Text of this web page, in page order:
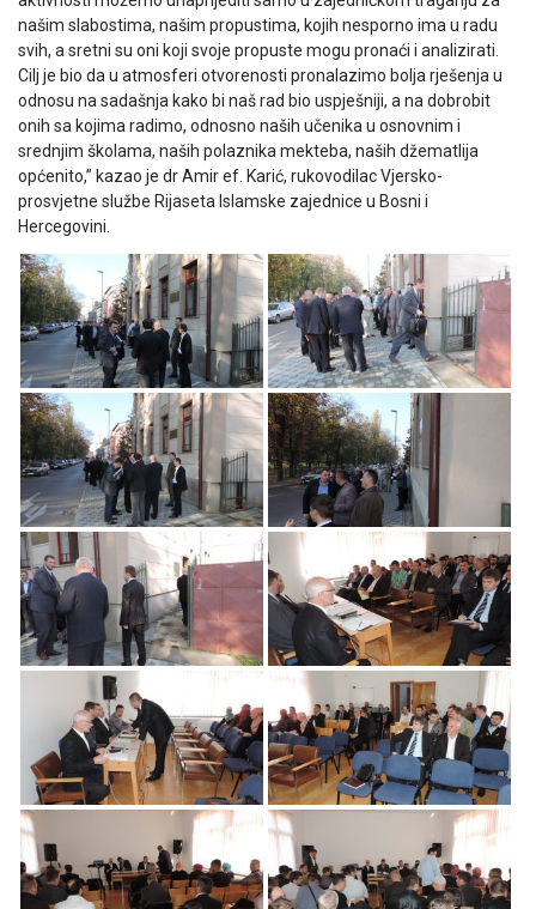
našim slabostima, našim propustima, kojih nesporno ima u radu
svih, a sretni su oni koji svoje propuste mogu pronaći i analizirati.
Cilj je bio da u atmosferi otvorenosti pronalazimo bolja rješenja u
odnosu na sadašnja kako bi naš rad bio uspješniji, a na dobrobit
onih sa kojima radimo, odnosno naših učenika u osnovnim i
srednjim školama, naših polaznika mekteba, naših džematlija
općenito,” kazao je dr Amir ef. Karić, rukovodilac Vjersko-
prosvjetne službe Rijaseta Islamske zajednice u Bosni i
Hercegovini.